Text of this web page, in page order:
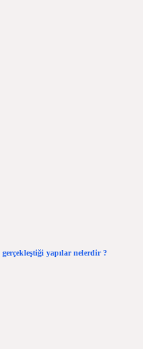
yapılar nelerdir ?